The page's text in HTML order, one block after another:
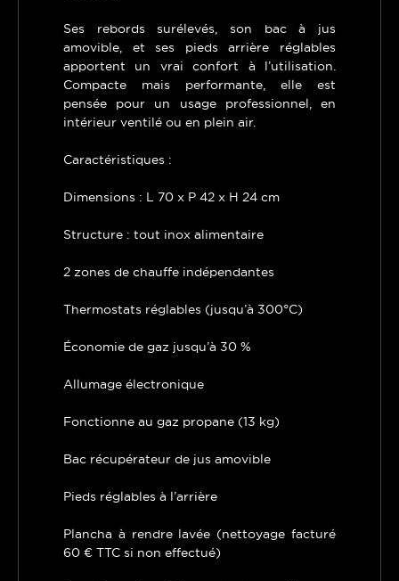
Ses rebords surélevés, son bac à jus
amovible, et ses pieds arrière réglables
apportent un vrai confort à l’utilisation.
Compacte mais performante, elle est
pensée pour un usage professionnel, en
intérieur ventilé ou en plein air.
Caractéristiques :
Dimensions : L 70 x P 42 x H 24 cm
Structure : tout inox alimentaire
2 zones de chauffe indépendantes
Thermostats réglables (jusqu’à 300°C)
Économie de gaz jusqu’à 30 %
Allumage électronique
Fonctionne au gaz propane (13 kg)
Bac récupérateur de jus amovible
Pieds réglables à l’arrière
Plancha à rendre lavée (nettoyage facturé
60 € TTC si non effectué)